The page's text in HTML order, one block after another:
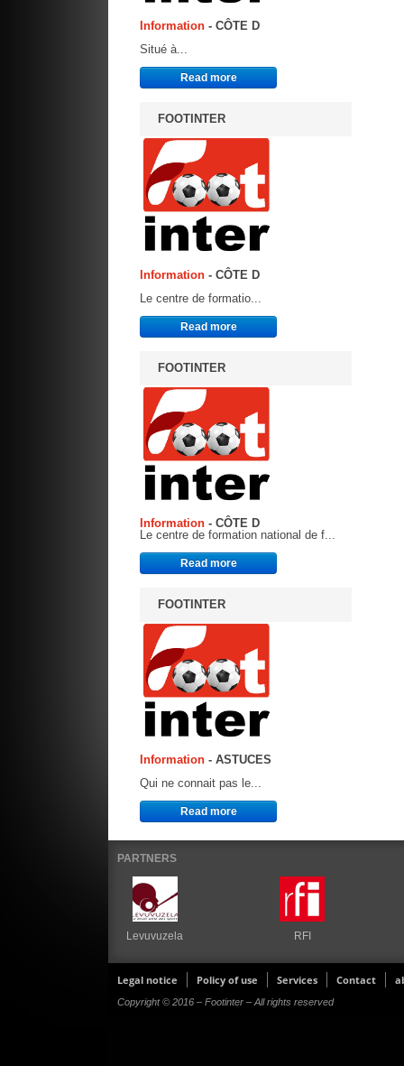
Information - CÔTE D
Situé à...
Read more
FOOTINTER
Information - CÔTE D
Le centre de formatio...
Read more
FOOTINTER
Information - CÔTE D
Le centre de formation national de f...
Read more
FOOTINTER
Information - ASTUCES
Qui ne connait pas le...
Read more
PARTNERS
Levuvuzela RFI
Legal notice Policy of use Services Contact
Copyright © 2016 – Footinter – All rights reserved